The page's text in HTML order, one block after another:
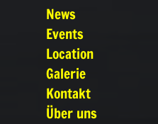
News
Events
Location
Galerie
Kontakt
Über uns